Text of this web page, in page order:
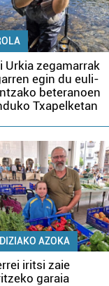
Urkia zegamarrak
egin du euli-
beteranoen
Txapelketan
AZOKA
iritsi zaie
garaia